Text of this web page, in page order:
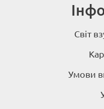
Світ
Умови